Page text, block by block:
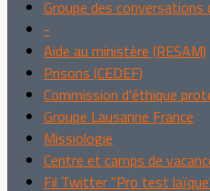
Groupe des
-
Aide au ministère (RESAM)
Prisons (CEDEF)
Commission d'éthique
Groupe Lausanne France
Missiologie
Centre et camps de
Fil Twitter "Pro test